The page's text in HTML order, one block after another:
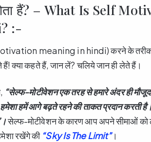
हैं? – What Is Self
:-
meaning in hindi) करने के
हैं! क्या कहते हैं, जान लें? चलिये जान ही लेते हैं।
“सेल्फ-मोटीवेशन एक तरह से हमारे अंदर ही
हमें आगे बढ़ते रहने की ताकत प्रदान करती है।
सेल्फ-मोटीवेशन के कारण आप अपने सीमाओं को
रखेंगे की “Sky Is The Limit”।